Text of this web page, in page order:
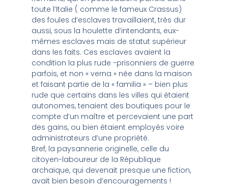
toute l’Italie ( comme le fameux Crassus)
des foules d’esclaves travaillaient, très dur
aussi, sous la houlette d’intendants, eux-
mêmes esclaves mais de statut supérieur
dans les faits. Ces esclaves avaient la
condition la plus rude -prisonniers de guerre
parfois, et non « verna » née dans la maison
et faisant partie de la « familia » – bien plus
rude que certains dans les villes qui étaient
autonomes, tenaient des boutiques pour le
compte d’un maître et percevaient une part
des gains, ou bien étaient employés voire
administrateurs d’une propriété.
Bref, la paysannerie originelle, celle du
citoyen-laboureur de la République
archaïque, qui devenait presque une fiction,
avait bien besoin d’encouragements !